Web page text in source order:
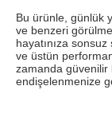
Bu ürünle, günlük
ve benzeri
hayatınıza
ve üstün
zamanda güvenilir
endişelenmenize